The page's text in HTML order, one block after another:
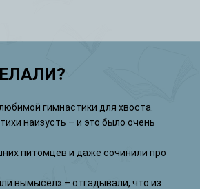
гимнастики для хвоста.
наизусть – и это было очень
питомцев и даже сочинили про
вымысел» – отгадывали, что из